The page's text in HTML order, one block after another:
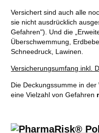
Versichert sind auch alle
sie nicht ausdrücklich
Gefahren"). Und die
Überschwemmung,
Schneedruck, Lawinen.
Versicherungsumfang inkl.
Die Deckungssumme in
eine Vielzahl von Gefahren